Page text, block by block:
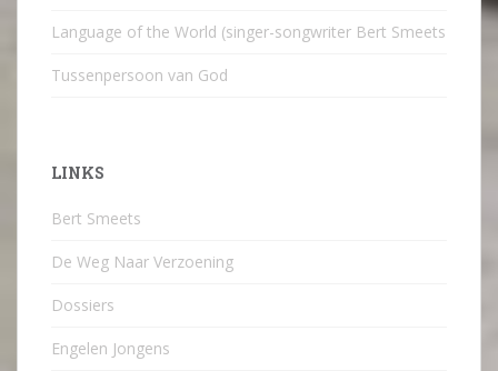
Language of the World (singer-songwriter Bert Smeets
Tussenpersoon van God
LINKS
Bert Smeets
De Weg Naar Verzoening
Dossiers
Engelen Jongens